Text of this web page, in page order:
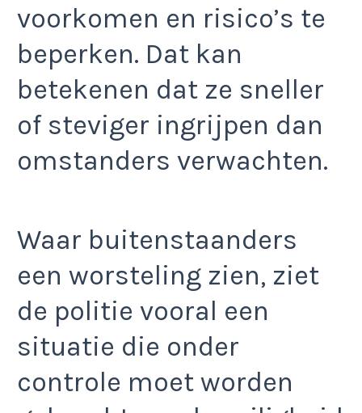
voorkomen en risico’s te
beperken. Dat kan
betekenen dat ze sneller
of steviger ingrijpen dan
omstanders verwachten.
Waar buitenstaanders
een worsteling zien, ziet
de politie vooral een
situatie die onder
controle moet worden